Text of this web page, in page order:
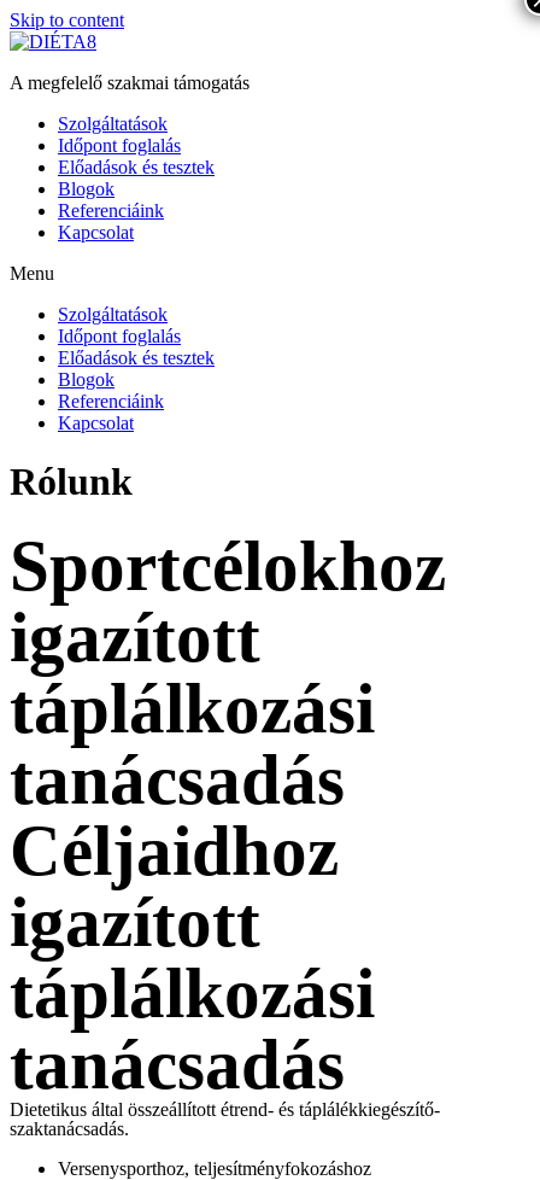
Skip to content
A megfelelő szakmai támogatás
Szolgáltatások
Időpont foglalás
Előadások és tesztek
Blogok
Referenciáink
Kapcsolat
Menu
Szolgáltatások
Időpont foglalás
Előadások és tesztek
Blogok
Referenciáink
Kapcsolat
Rólunk
Sportcélokhoz
igazított
táplálkozási
tanácsadás
Céljaidhoz
igazított
táplálkozási
tanácsadás
Dietetikus által összeállított étrend- és táplálékkiegészítő-
szaktanácsadás.
Versenysporthoz, teljesítményfokozáshoz